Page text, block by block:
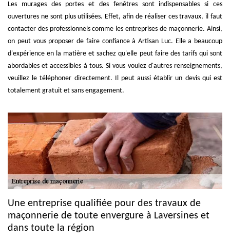
Les murages des portes et des fenêtres sont indispensables si ces
ouvertures ne sont plus utilisées. Effet, afin de réaliser ces travaux, il faut
contacter des professionnels comme les entreprises de maçonnerie. Ainsi,
on peut vous proposer de faire confiance à Artisan Luc. Elle a beaucoup
d'expérience en la matière et sachez qu'elle peut faire des tarifs qui sont
abordables et accessibles à tous. Si vous voulez d'autres renseignements,
veuillez le téléphoner directement. Il peut aussi établir un devis qui est
totalement gratuit et sans engagement.
Une entreprise qualifiée pour des travaux de
maçonnerie de toute envergure à Laversines et
dans toute la région